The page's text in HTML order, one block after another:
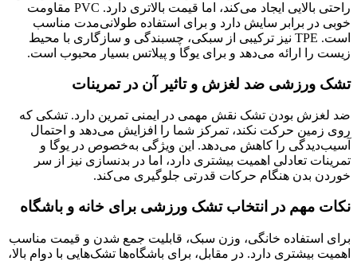
راحتی بالایی ایجاد می‌کند، اما قیمت بالاتری دارد. PVC مقاومت
خوبی در برابر سایش دارد و برای استفاده طولانی‌مدت مناسب
است. TPE نیز ترکیبی از سبکی، چسبندگی و سازگاری با محیط
زیست را ارائه می‌دهد و برای یوگا و پیلاتس بسیار محبوب است.
تشک ورزشی ضد لغزش و تاثیر آن در تمرینات
ضد لغزش بودن تشک نقش مهمی در ایمنی تمرین دارد. تشکی که
روی زمین حرکت نکند، تمرکز شما را افزایش می‌دهد و احتمال
آسیب‌دیدگی را کاهش می‌دهد. این ویژگی به‌خصوص در یوگا و
تمرینات تعادلی اهمیت بیشتری دارد، اما در بدنسازی نیز از سر
خوردن بدن هنگام حرکات قدرتی جلوگیری می‌کند.
نکات مهم در انتخاب تشک ورزشی برای خانه و باشگاه
برای استفاده خانگی، وزن سبک، قابلیت جمع شدن و قیمت مناسب
اهمیت بیشتری دارد. در مقابل، برای باشگاه‌ها تشک‌هایی با دوام بالا،